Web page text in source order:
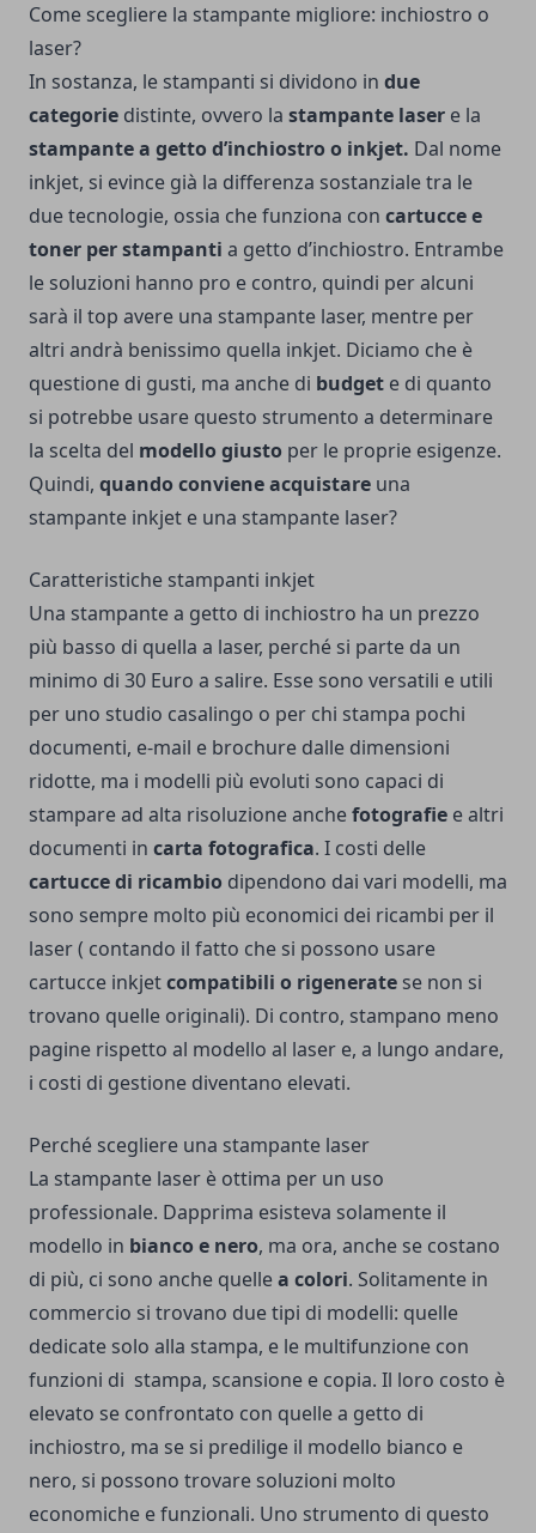
Come scegliere la stampante migliore: inchiostro o
laser?
In sostanza, le stampanti si dividono in due
categorie distinte, ovvero la stampante laser e la
stampante a getto d’inchiostro o inkjet. Dal nome
inkjet, si evince già la differenza sostanziale tra le
due tecnologie, ossia che funziona con cartucce e
toner per stampanti a getto d’inchiostro. Entrambe
le soluzioni hanno pro e contro, quindi per alcuni
sarà il top avere una stampante laser, mentre per
altri andrà benissimo quella inkjet. Diciamo che è
questione di gusti, ma anche di budget e di quanto
si potrebbe usare questo strumento a determinare
la scelta del modello giusto per le proprie esigenze.
Quindi, quando conviene acquistare una
stampante inkjet e una stampante laser?
Caratteristiche stampanti inkjet
Una stampante a getto di inchiostro ha un prezzo
più basso di quella a laser, perché si parte da un
minimo di 30 Euro a salire. Esse sono versatili e utili
per uno studio casalingo o per chi stampa pochi
documenti, e-mail e brochure dalle dimensioni
ridotte, ma i modelli più evoluti sono capaci di
stampare ad alta risoluzione anchefotografie e altri
documenti in carta fotografica. I costi delle
cartucce di ricambio dipendono dai vari modelli, ma
sono sempre molto più economici dei ricambi per il
laser ( contando il fatto che si possono usare
cartucce inkjetcompatibili o rigenerate se non si
trovano quelle originali). Di contro, stampano meno
pagine rispetto al modello al laser e, a lungo andare,
i costi di gestione diventano elevati.
Perché scegliere una stampante laser
La stampante laser è ottima per un uso
professionale. Dapprima esisteva solamente il
modello in bianco e nero, ma ora, anche se costano
di più, ci sono anche quellea colori. Solitamente in
commercio si trovano due tipi di modelli: quelle
dedicate solo alla stampa, e le multifunzione con
funzioni di stampa, scansione e copia. Il loro costo è
elevato se confrontato con quelle a getto di
inchiostro, ma se si predilige il modello bianco e
nero, si possono trovare soluzioni molto
economiche e funzionali. Uno strumento di questo